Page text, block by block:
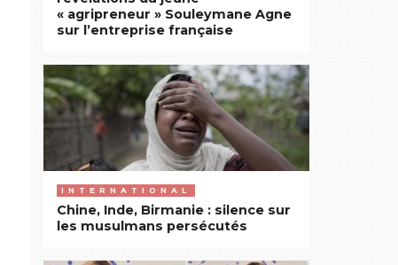
« agripreneur » Souleymane Agne
sur l’entreprise française
INTERNATIONAL
Chine, Inde, Birmanie : silence sur
les musulmans persécutés